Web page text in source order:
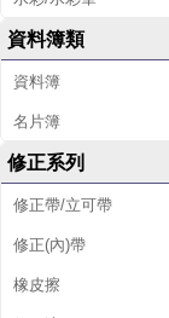
資料簿類
資料簿
名片簿
修正系列
修正帶/立可帶
修正(內)帶
橡皮擦